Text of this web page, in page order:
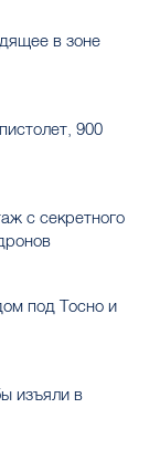
в зоне
900
с секретного
под Тосно и
изъяли в